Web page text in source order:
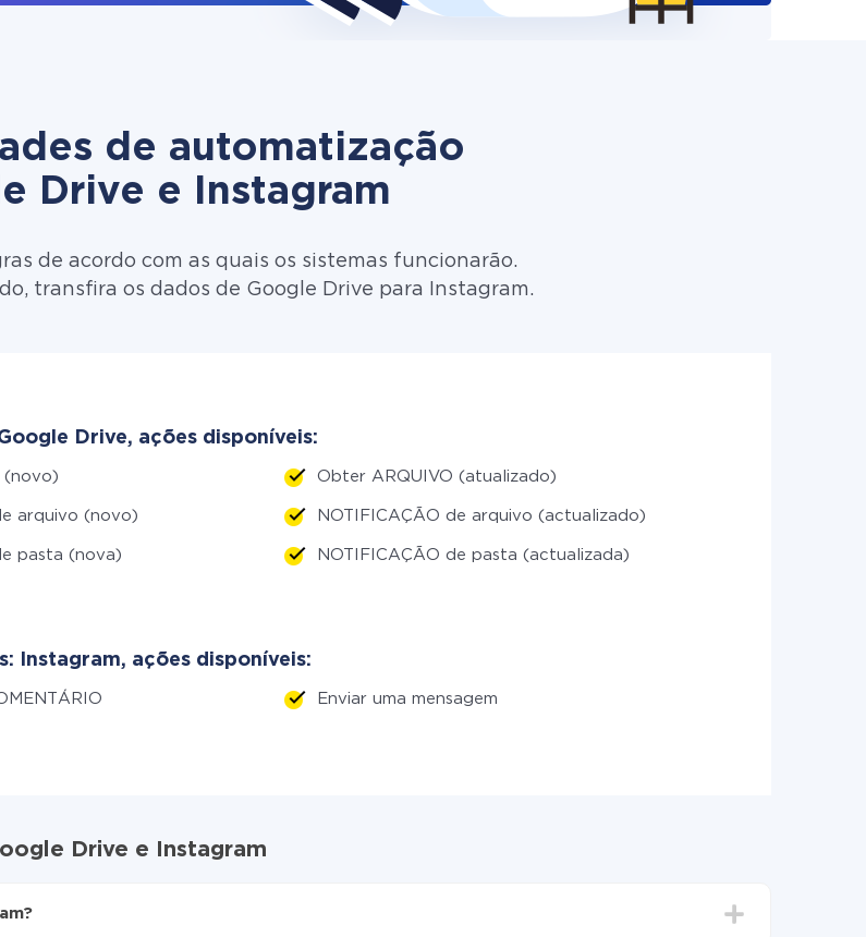
de automatização
Drive e Instagram
de acordo com as quais os sistemas funcionarão.
transfira os dados de Google Drive para Instagram.
Drive, ações disponíveis:
(novo) Obter ARQUIVO (atualizado)
arquivo (novo) NOTIFICAÇÃO de arquivo (actualizado)
pasta (nova) NOTIFICAÇÃO de pasta (actualizada)
Instagram, ações disponíveis:
Enviar uma mensagem
Drive e Instagram